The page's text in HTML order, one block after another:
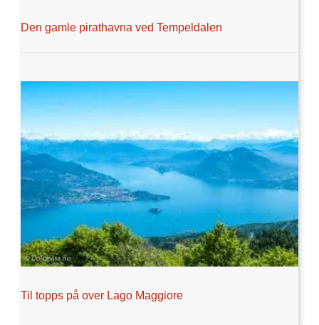
Den gamle pirathavna ved Tempeldalen
Til topps på over Lago Maggiore